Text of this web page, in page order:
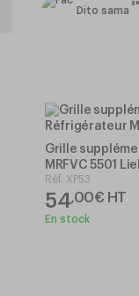
Dito sama 39
Grille
MRFVC 5501
Réf. XP53
54,00€ HT
En stock